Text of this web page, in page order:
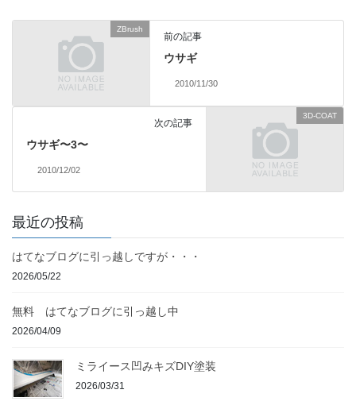
ZBrush
前の記事
ウサギ
2010/11/30
3D-COAT
次の記事
ウサギ〜3〜
2010/12/02
最近の投稿
はてなブログに引っ越しですが・・・
2026/05/22
無料 はてなブログに引っ越し中
2026/04/09
ミライース凹みキズDIY塗装
2026/03/31